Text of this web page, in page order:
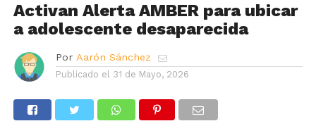
Activan Alerta AMBER para ubicar
a adolescente desaparecida
Por Aarón Sánchez
Publicado el 31 de Mayo, 2026